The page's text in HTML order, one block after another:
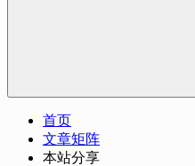
首页
文章矩阵
本站分享